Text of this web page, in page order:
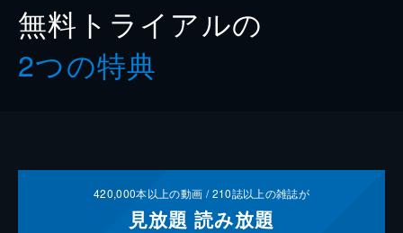
無料トライアルの
2つの特典
420,000本以上の動画 /210誌以上の雑誌が
見放題 読み放題